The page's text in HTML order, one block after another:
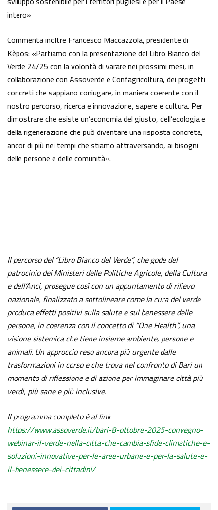
intero»
Commenta inoltre Francesco Maccazzola, presidente di
Kèpos: «Partiamo con la presentazione del Libro Bianco del
Verde 24/25 con la volontà di varare nei prossimi mesi, in
collaborazione con Assoverde e Confagricoltura, dei progetti
concreti che sappiano coniugare, in maniera coerente con il
nostro percorso, ricerca e innovazione, sapere e cultura. Per
dimostrare che esiste un’economia del giusto, dell’ecologia e
della rigenerazione che può diventare una risposta concreta,
ancor di più nei tempi che stiamo attraversando, ai bisogni
delle persone e delle comunità».
Il percorso del “Libro Bianco del Verde”, che gode del
patrocinio dei Ministeri delle Politiche Agricole, della Cultura
e dell’Anci, prosegue così con un appuntamento di rilievo
nazionale, finalizzato a sottolineare come la cura del verde
produca effetti positivi sulla salute e sul benessere delle
persone, in coerenza con il concetto di “One Health”, una
visione sistemica che tiene insieme ambiente, persone e
animali. Un approccio reso ancora più urgente dalle
trasformazioni in corso e che trova nel confronto di Bari un
momento di riflessione e di azione per immaginare città più
verdi, più sane e più inclusive.
Il programma completo è al link
https://www.assoverde.it/bari-8-ottobre-2025-convegno-
webinar-il-verde-nella-citta-che-cambia-sfide-climatiche-e-
soluzioni-innovative-per-le-aree-urbane-e-per-la-salute-e-
il-benessere-dei-cittadini/